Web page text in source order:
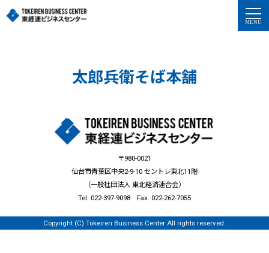
太郎兵衛そば本舗
〒980-0021
仙台市青葉区中央2-9-10 セントレ東北11階
（一般社団法人 東北経済連合会）
Tel. 022-397-9098 Fax. 022-262-7055
Copyright (C) Tokeiren Business Center All rights reserved.